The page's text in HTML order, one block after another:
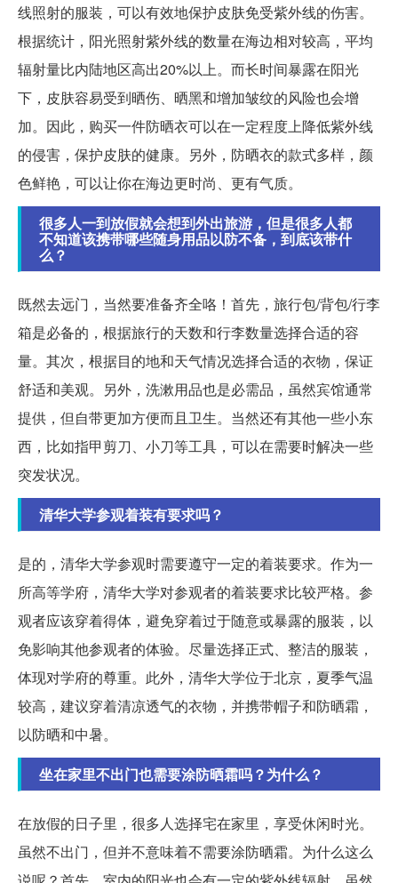
线照射的服装，可以有效地保护皮肤免受紫外线的伤害。
根据统计，阳光照射紫外线的数量在海边相对较高，平均
辐射量比内陆地区高出20%以上。而长时间暴露在阳光
下，皮肤容易受到晒伤、晒黑和增加皱纹的风险也会增
加。因此，购买一件防晒衣可以在一定程度上降低紫外线
的侵害，保护皮肤的健康。另外，防晒衣的款式多样，颜
色鲜艳，可以让你在海边更时尚、更有气质。
很多人一到放假就会想到外出旅游，但是很多人都
不知道该携带哪些随身用品以防不备，到底该带什
么？
既然去远门，当然要准备齐全咯！首先，旅行包/背包/行李
箱是必备的，根据旅行的天数和行李数量选择合适的容
量。其次，根据目的地和天气情况选择合适的衣物，保证
舒适和美观。另外，洗漱用品也是必需品，虽然宾馆通常
提供，但自带更加方便而且卫生。当然还有其他一些小东
西，比如指甲剪刀、小刀等工具，可以在需要时解决一些
突发状况。
清华大学参观着装有要求吗？
是的，清华大学参观时需要遵守一定的着装要求。作为一
所高等学府，清华大学对参观者的着装要求比较严格。参
观者应该穿着得体，避免穿着过于随意或暴露的服装，以
免影响其他参观者的体验。尽量选择正式、整洁的服装，
体现对学府的尊重。此外，清华大学位于北京，夏季气温
较高，建议穿着清凉透气的衣物，并携带帽子和防晒霜，
以防晒和中暑。
坐在家里不出门也需要涂防晒霜吗？为什么？
在放假的日子里，很多人选择宅在家里，享受休闲时光。
虽然不出门，但并不意味着不需要涂防晒霜。为什么这么